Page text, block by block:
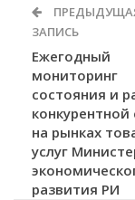
ЗАПИСЬ
Ежегодный
мониторинг
состояния и
конкурентной
на рынках
услуг
развития РИ